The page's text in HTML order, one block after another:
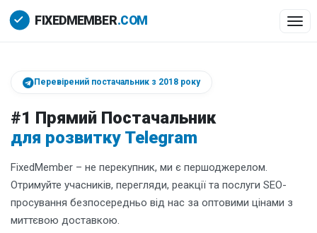
Перевірений постачальник з 2018 року
#1 Прямий Постачальник
для розвитку Telegram
FixedMember – не перекупник, ми є першоджерелом.
Отримуйте учасників, перегляди, реакції та послуги SEO-
просування безпосередньо від нас за оптовими цінами з
миттєвою доставкою.